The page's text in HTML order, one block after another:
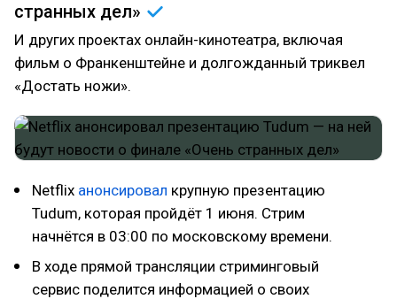
странных дел»
И других проектах онлайн-кинотеатра, включая
фильм о Франкенштейне и долгожданный триквел
«Достать ножи».
Netflix анонсировал крупную презентацию
Tudum, которая пройдёт 1 июня. Стрим
начнётся в 03:00 по московскому времени.
В ходе прямой трансляции стриминговый
сервис поделится информацией о своих